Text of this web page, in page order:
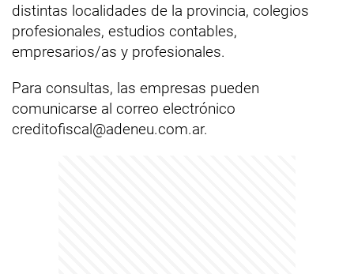
distintas localidades de la provincia, colegios
profesionales, estudios contables,
empresarios/as y profesionales.
Para consultas, las empresas pueden
comunicarse al correo electrónico
creditofiscal@adeneu.com.ar.